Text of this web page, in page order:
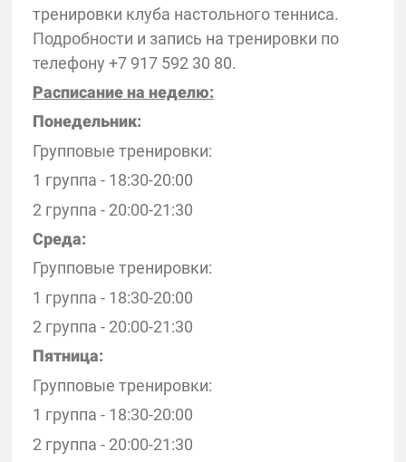
тренировки клуба настольного тенниса.
Подробности и запись на тренировки по
телефону +7 917 592 30 80.
Расписание на неделю:
Понедельник:
Групповые тренировки:
1 группа - 18:30-20:00
2 группа - 20:00-21:30
Среда:
Групповые тренировки:
1 группа - 18:30-20:00
2 группа - 20:00-21:30
Пятница:
Групповые тренировки:
1 группа - 18:30-20:00
2 группа - 20:00-21:30